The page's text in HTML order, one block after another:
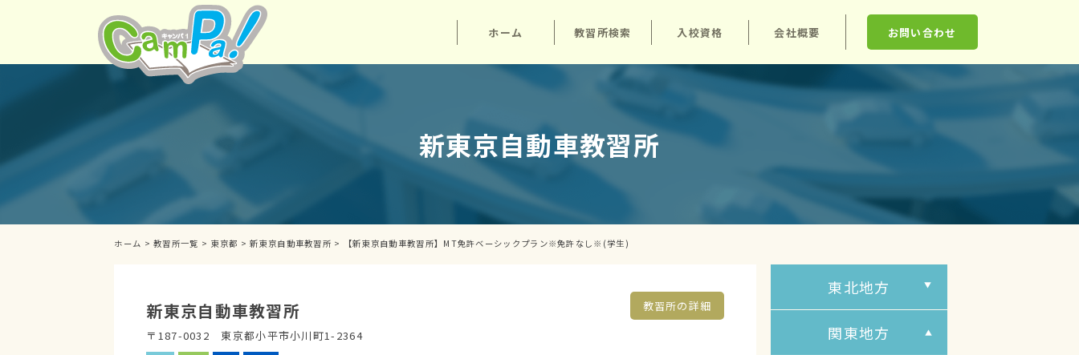
ホーム 教習所検索 入校資格 会社概要 お問い合わせ
新東京自動車教習所
ホーム >教習所一覧 > 東京都 >新東京自動車教習所 > 【新東京自動車教習所】MT免許ベーシックプラン※免許なし※(学生)
新東京自動車教習所
〒187-0032 東京都小平市小川町1-2364
教習所の詳細
東北地方
関東地方